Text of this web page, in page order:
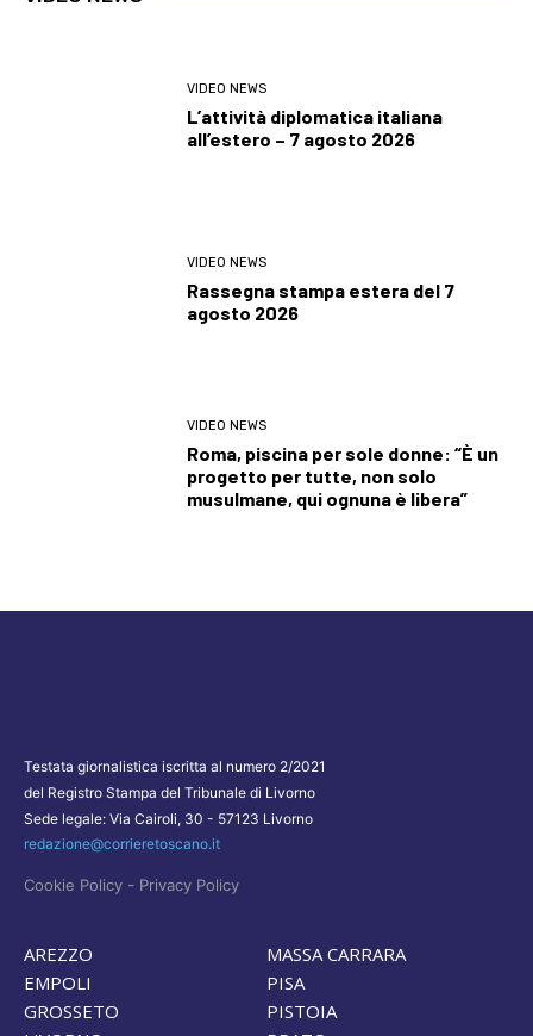
VIDEO NEWS
L’attività diplomatica italiana
all’estero – 7 agosto 2026
VIDEO NEWS
Rassegna stampa estera del 7
agosto 2026
VIDEO NEWS
Roma, piscina per sole donne: “È un
progetto per tutte, non solo
musulmane, qui ognuna è libera”
Testata giornalistica iscritta al numero 2/2021
del Registro Stampa del Tribunale di Livorno
Sede legale: Via Cairoli, 30 - 57123 Livorno
redazione@corrieretoscano.it
Cookie Policy - Privacy Policy
AREZZO
EMPOLI
GROSSETO
MASSA CARRARA
PISA
PISTOIA